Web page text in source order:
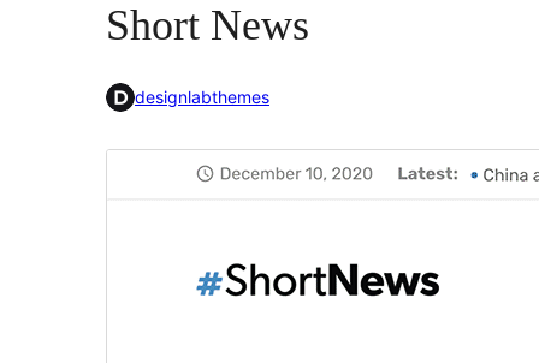
Short News
designlabthemes